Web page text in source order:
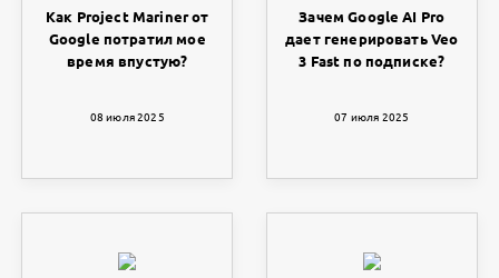
Как Project Mariner от
Google потратил мое
время впустую?
08 июля 2025
Зачем Google AI Pro
дает генерировать Veo
3 Fast по подписке?
07 июля 2025